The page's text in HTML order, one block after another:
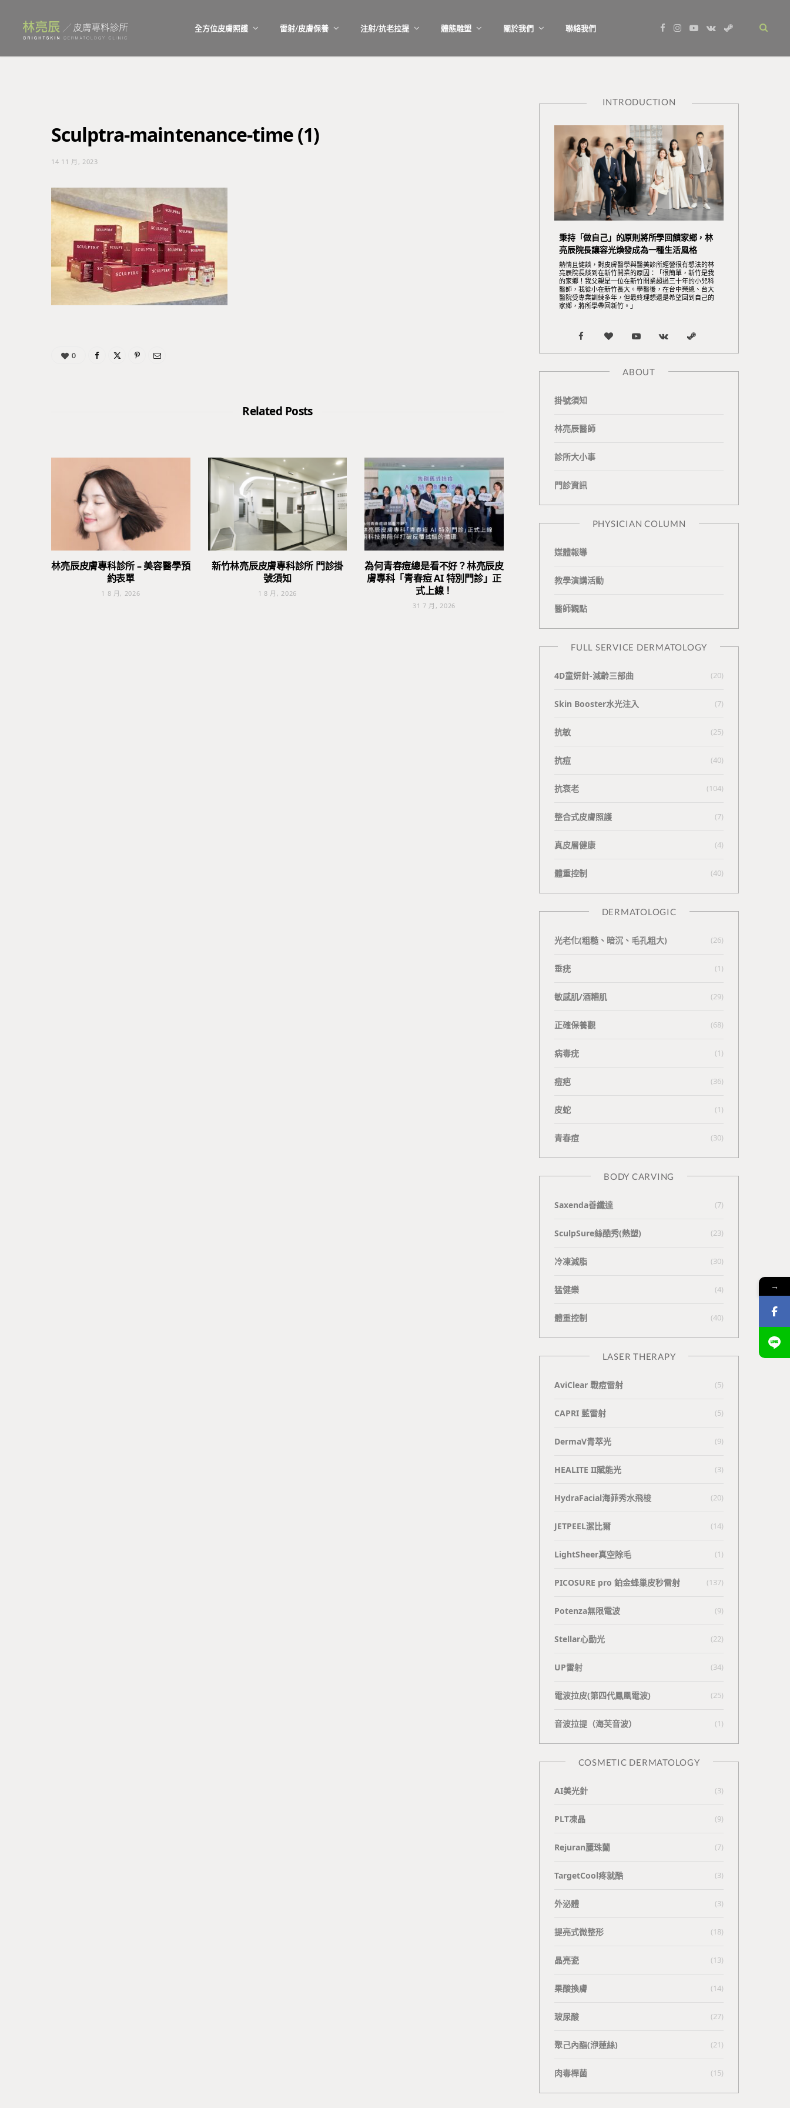
全方位皮膚照護 雷射/皮膚保養 注射/抗老拉提 體態雕塑 關於我們 聯絡我們
I
Y
V
S
Sculptra-maintenance-time (1)
14 11 月, 2023
0
Related Posts
林亮辰皮膚專科診所 – 美容醫學預
約表單
1 8 月, 2026
新竹林亮辰皮膚專科診所 門診掛
號須知
1 8 月, 2026
為何青春痘總是看不好？林亮辰皮
膚專科「青春痘 AI 特別門診」正
式上線！
31 7 月, 2026
INTRODUCTION
秉持「做自己」的原則將所學回饋家鄉，林
亮辰院長讓容光煥發成為一種生活風格
熱情且健談，對皮膚醫學與醫美診所經營很有想法的林
亮辰院長談到在新竹開業的原因：「很簡單，新竹是我
的家鄉！我父親是一位在新竹開業超過三十年的小兒科
醫師，我從小在新竹長大。學醫後，在台中榮總、台大
醫院受專業訓練多年，但最終理想還是希望回到自己的
家鄉，將所學帶回新竹。」
F
a
e
b
k
B
l
n
Y
o
u
V
K
e
S
t
ABOUT
掛號須知
林亮辰醫師
診所大小事
門診資訊
PHYSICIAN COLUMN
媒體報導
教學演講活動
醫師觀點
FULL SERVICE DERMATOLOGY
4D童妍針-減齡三部曲 (20)
Skin Booster水光注入 (7)
抗敏 (25)
抗痘 (40)
抗衰老 (104)
整合式皮膚照護 (7)
真皮層健康 (4)
體重控制 (40)
DERMATOLOGIC
光老化(粗糙、暗沉、毛孔粗大) (26)
垂疣 (1)
敏感肌/酒糟肌 (29)
正確保養觀 (68)
病毒疣 (1)
痘疤 (36)
皮蛇 (1)
青春痘 (30)
BODY CARVING
Saxenda善纖達 (7)
SculpSure絲酷秀(熱塑) (23)
冷凍減脂 (30)
猛健樂 (4)
體重控制 (40)
LASER THERAPY
AviClear 戰痘雷射 (5)
CAPRI 藍雷射 (5)
DermaV青萃光 (9)
HEALITE II賦能光 (3)
HydraFacial海菲秀水飛梭 (20)
JETPEEL潔比爾 (14)
LightSheer真空除毛 (1)
PICOSURE pro 鉑金蜂巢皮秒雷射 (137)
Potenza無限電波 (9)
Stellar心動光 (22)
UP雷射 (34)
電波拉皮(第四代鳳凰電波) (25)
⾳波拉提（海芙⾳波） (1)
COSMETIC DERMATOLOGY
AI美光針 (3)
PLT凍晶 (9)
Rejuran麗珠蘭 (7)
TargetCool疼就酷 (3)
外泌體 (3)
提亮式微整形 (18)
晶亮瓷 (13)
果酸換膚 (14)
玻尿酸 (27)
聚己內酯(洢蓮絲) (21)
肉毒桿菌 (15)
→